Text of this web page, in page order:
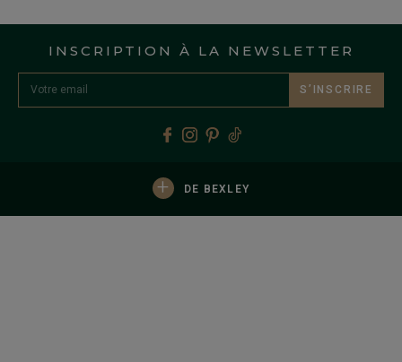
INSCRIPTION À LA NEWSLETTER
S’INSCRIRE
+ DE BEXLEY